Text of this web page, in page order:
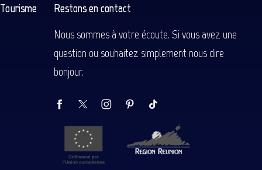
Restons en contact
Nous sommes à votre écoute. Si vous avez une
question ou souhaitez simplement nous dire
bonjour.